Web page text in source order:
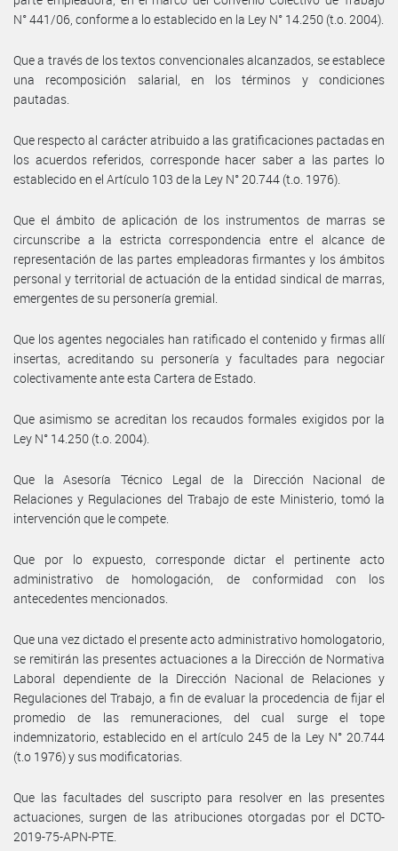
N° 441/06, conforme a lo establecido en la Ley N° 14.250 (t.o. 2004).
Que a través de los textos convencionales alcanzados, se establece
una recomposición salarial, en los términos y condiciones
pautadas.
Que respecto al carácter atribuido a las gratificaciones pactadas en
los acuerdos referidos, corresponde hacer saber a las partes lo
establecido en el Artículo 103 de la Ley N° 20.744 (t.o. 1976).
Que el ámbito de aplicación de los instrumentos de marras se
circunscribe a la estricta correspondencia entre el alcance de
representación de las partes empleadoras firmantes y los ámbitos
personal y territorial de actuación de la entidad sindical de marras,
emergentes de su personería gremial.
Que los agentes negociales han ratificado el contenido y firmas allí
insertas, acreditando su personería y facultades para negociar
colectivamente ante esta Cartera de Estado.
Que asimismo se acreditan los recaudos formales exigidos por la
Ley N° 14.250 (t.o. 2004).
Que la Asesoría Técnico Legal de la Dirección Nacional de
Relaciones y Regulaciones del Trabajo de este Ministerio, tomó la
intervención que le compete.
Que por lo expuesto, corresponde dictar el pertinente acto
administrativo de homologación, de conformidad con los
antecedentes mencionados.
Que una vez dictado el presente acto administrativo homologatorio,
se remitirán las presentes actuaciones a la Dirección de Normativa
Laboral dependiente de la Dirección Nacional de Relaciones y
Regulaciones del Trabajo, a fin de evaluar la procedencia de fijar el
promedio de las remuneraciones, del cual surge el tope
indemnizatorio, establecido en el artículo 245 de la Ley N° 20.744
(t.o 1976) y sus modificatorias.
Que las facultades del suscripto para resolver en las presentes
actuaciones, surgen de las atribuciones otorgadas por el DCTO-
2019-75-APN-PTE.